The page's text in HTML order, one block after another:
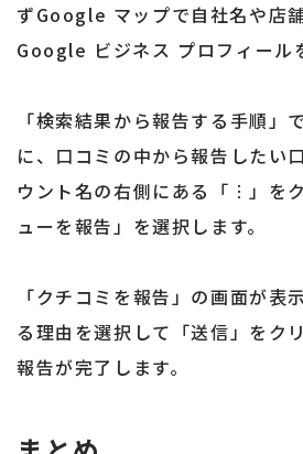
ずGoogle マップで自社名や店舗
Google ビジネス プロフィール
「検索結果から報告する手順」
に、口コミの中から報告したい
ウント名の右側にある「︙」を
ューを報告」を選択します。
「クチコミを報告」の画面が表
る理由を選択して「送信」をク
報告が完了します。